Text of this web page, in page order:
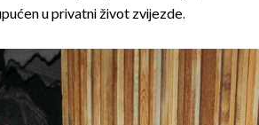
u privatni život zvijezde.